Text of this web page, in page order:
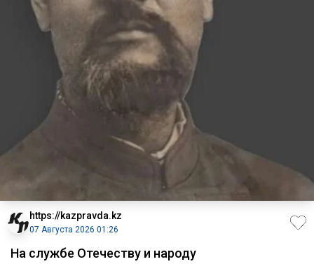
https://kazpravda.kz
07 Августа 2026 01:26
На службе Отечеству и народу